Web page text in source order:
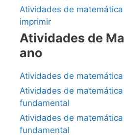
Atividades de
imprimir
Atividades de
ano
Atividades de
Atividades de
fundamental
Atividades de
fundamental